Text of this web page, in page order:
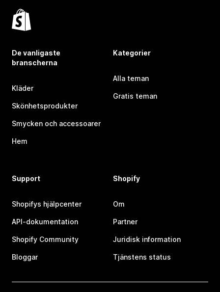
De vanligaste
branscherna
Kläder
Skönhetsprodukter
Smycken och accessoarer
Hem
Kategorier
Alla teman
Gratis teman
Support
Shopifys hjälpcenter
API-dokumentation
Shopify Community
Bloggar
Shopify
Om
Partner
Juridisk information
Tjänstens status